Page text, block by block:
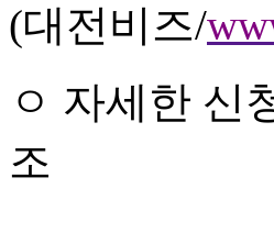
(대전비즈/
ㅇ 자세한 신
조